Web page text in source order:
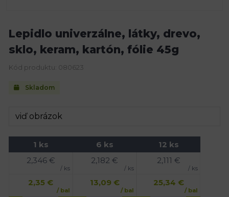
Lepidlo univerzálne, látky, drevo,
sklo, keram, kartón, fólie 45g
Kód produktu: 080623
Skladom
1 ks
2,346€
/ ks
2,35 €
/ bal
6 ks
2,182 €
/ ks
13,09€
/ bal
12 ks
2,111 €
/ ks
25,34 €
/ bal